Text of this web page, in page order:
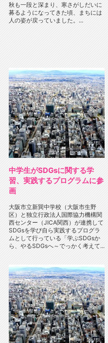
秋も一段と深まり、寒さがしだいに
募るようになってきた頃、まちには
人の姿が戻っていました。...
中学生がSDGsに関する学
習、実践するプログラムに参
画
大阪市立新巽中学校（大阪市生野
区）と独立行政法人国際協力機構関
西センター（JICA関西）が連携して
SDGsを学び自ら実践するプログラ
ムとして行っている「学ぶSDGsか
ら、やるSDGsへ～でっかく考えて...